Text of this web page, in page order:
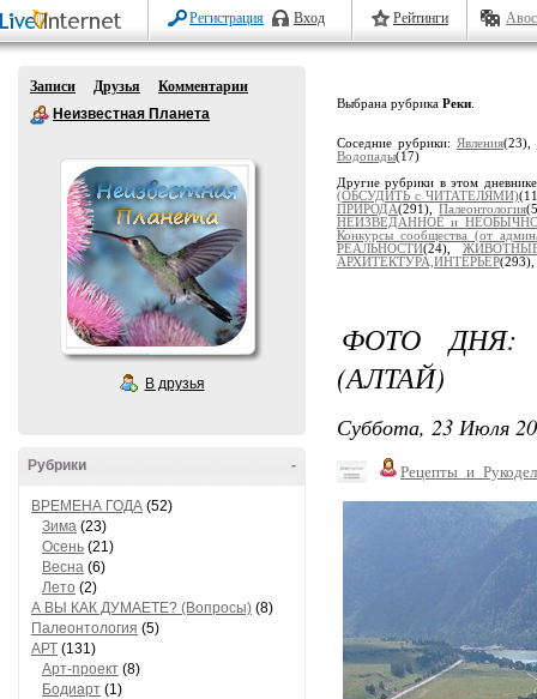
Регистрация Вход Рейтинги
Записи Друзья
Комментарии
Неизвестная Планета
В друзья
-
Рубрики
ВРЕМЕНА ГОДА (52)
Зима (23)
Осень (21)
Весна (6)
Лето (2)
А ВЫ КАК ДУМАЕТЕ? (Вопросы) (8)
Палеонтология (5)
АРТ (131)
Арт-проект (8)
Бодиарт (1)
Выбрана рубрика Реки
Соседние рубрики: Явления(23),
Водопады(17)
Другие рубрики в этом
(ОБСУДИТЬ с ЧИТАТЕЛЯМИ)
ПРИРОДА(291),Палеонтология
НЕИЗВЕДАННОЕ и
Конкурсы сообщества (от
РЕАЛЬНОСТИ(24),
АРХИТЕКТУРА,ИНТЕРЬЕР(293),
ФОТО ДНЯ:
(АЛТАЙ)
Суббота, 23 Июля